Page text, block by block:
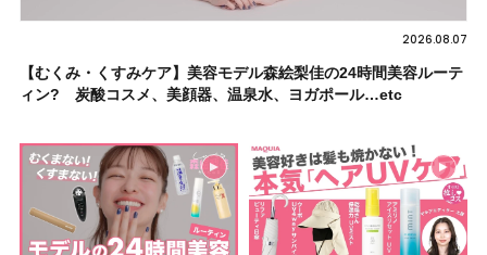
2026.08.07
【むくみ・くすみケア】美容モデル森絵梨佳の24時間美容ルーテ
ィン? 炭酸コスメ、美顔器、温泉水、ヨガポール…etc